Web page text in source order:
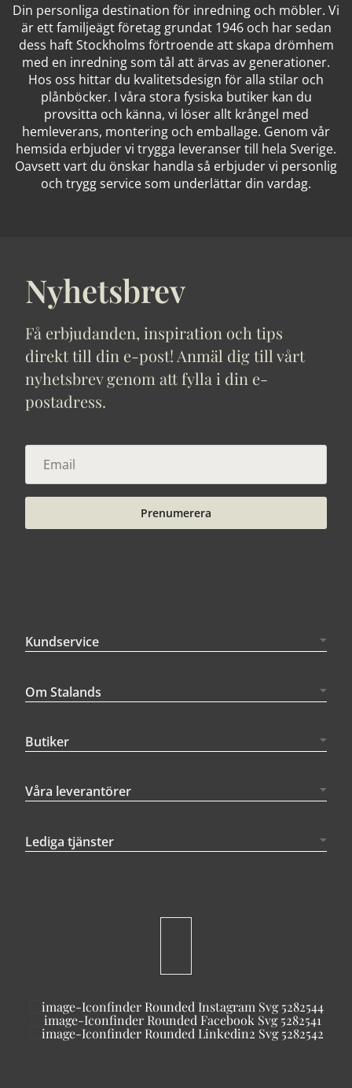
Din personliga destination för inredning och möbler. Vi
är ett familjeägt företag grundat 1946 och har sedan
dess haft Stockholms förtroende att skapa drömhem
med en inredning som tål att ärvas av generationer.
Hos oss hittar du kvalitetsdesign för alla stilar och
plånböcker. I våra stora fysiska butiker kan du
provsitta och känna, vi löser allt krångel med
hemleverans, montering och emballage. Genom vår
hemsida erbjuder vi trygga leveranser till hela Sverige.
Oavsett vart du önskar handla så erbjuder vi personlig
och trygg service som underlättar din vardag.
Nyhetsbrev
Få erbjudanden, inspiration och tips
direkt till din e-post! Anmäl dig till vårt
nyhetsbrev genom att fylla i din e-
postadress.
Prenumerera
Kundservice
Om Stalands
Butiker
Våra leverantörer
Lediga tjänster